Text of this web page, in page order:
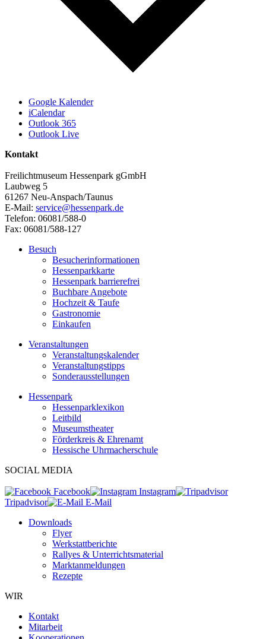
Google Kalender
iCalendar
Outlook 365
Outlook Live
Kontakt
Freilichtmuseum Hessenpark gGmbH
Laubweg 5
61267 Neu-Anspach/Taunus
E-Mail: service@hessenpark.de
Telefon: 06081/588-0
Fax: 06081/588-127
Besuch
Besucherinformationen
Hessenparkkarte
Hessenpark barrierefrei
Buchbare Angebote
Hochzeit & Taufe
Gastronomie
Einkaufen
Veranstaltungen
Veranstaltungskalender
Veranstaltungstipps
Sonderausstellungen
Hessenpark
Hessenparklexikon
Leitbild
Museumstheater
Förderkreis & Ehrenamt
Hessische Uhrmacherschule
SOCIAL MEDIA
Facebook
Instagram
Tripadvisor
E-Mail
Downloads
Flyer
Werkstattberichte
Rallyes & Unterrichtsmaterial
Marktanmeldungen
Rezepte
WIR
Kontakt
Mitarbeit